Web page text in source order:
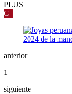
PLUS
G
anterior
1
siguiente